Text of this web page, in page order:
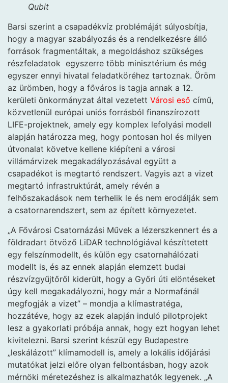
Qubit
Barsi szerint a csapadékvíz problémáját súlyosbítja,
hogy a magyar szabályozás és a rendelkezésre álló
források fragmentáltak, a megoldáshoz szükséges
részfeladatok egyszerre több minisztérium és még
egyszer ennyi hivatal feladatköréhez tartoznak. Öröm
az ürömben, hogy a főváros is tagja annak a 12.
kerületi önkormányzat által vezetett Városi eső című,
közvetlenül európai uniós forrásból finanszírozott
LIFE-projektnek, amely egy komplex lefolyási modell
alapján határozza meg, hogy pontosan hol és milyen
útvonalat követve kellene kiépíteni a városi
villámárvizek megakadályozásával együtt a
csapadékot is megtartó rendszert. Vagyis azt a vizet
megtartó infrastruktúrát, amely révén a
felhőszakadások nem terhelik le és nem erodálják sem
a csatornarendszert, sem az épített környezetet.
„A Fővárosi Csatornázási Művek a lézerszkennert és a
földradart ötvöző LiDAR technológiával készíttetett
egy felszínmodellt, és külön egy csatornahálózati
modellt is, és az ennek alapján elemzett budai
részvízgyűjtőről kiderült, hogy a Győri úti elöntéseket
úgy kell megakadályozni, hogy már a Normafánál
megfogják a vizet” – mondja a klímastratéga,
hozzátéve, hogy az ezek alapján induló pilotprojekt
lesz a gyakorlati próbája annak, hogy ezt hogyan lehet
kivitelezni. Barsi szerint készül egy Budapestre
„leskálázott” klímamodell is, amely a lokális időjárási
mutatókat jelzi előre olyan felbontásban, hogy azok
mérnöki méretezéshez is alkalmazhatók legyenek. „A